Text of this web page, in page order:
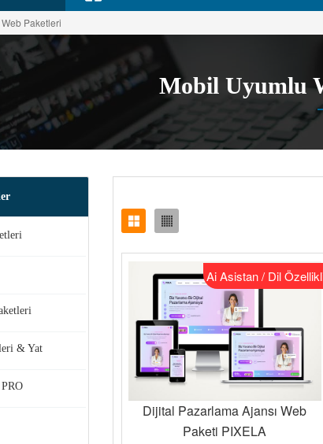
Web Paketleri
Mobil Uyumlu
& Yat
Ai Asistan / Dil
Dijital Pazarlama Ajansı Web
Paketi PIXELA